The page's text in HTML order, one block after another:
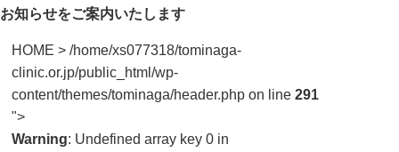
お知らせをご案内いたします
HOME >/home/xs077318/tominaga-
clinic.or.jp/public_html/wp-
content/themes/tominaga/header.php on line291
">
Warning: Undefined array key 0 in